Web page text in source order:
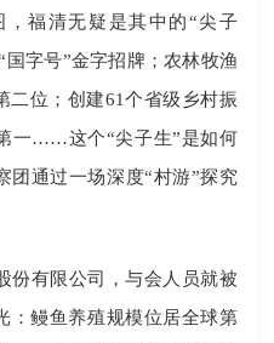
福清无疑是其中的“尖子
字号”金字招牌；农林牧渔
二位；创建61个省级乡村振
一……这个“尖子生”是如何
团通过一场深度“村游”探究
有限公司，与会人员就被
：鳗鱼养殖规模位居全球第